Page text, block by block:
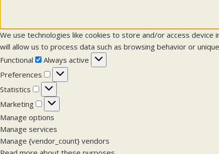
We use technologies like cookies to store and/or access
will allow us to process data such as browsing behavior or
Functional
F
u
n
i
o
n
Always active
Preferences
P
r
e
f
e
r
e
Statistics
t
a
t
i
s
Marketing
M
a
r
k
e
Manage options
Manage services
Manage {vendor_count} vendors